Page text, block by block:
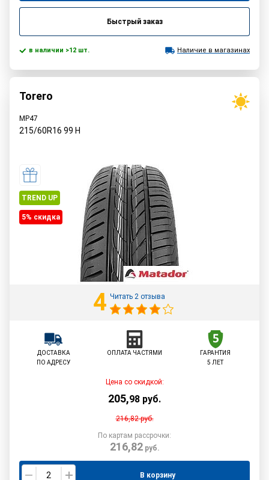
Быстрый заказ
в наличии >12 шт. Наличие в магазинах
Torero
MP47
215/60R16 99 H
TREND UP
5% cкидка
4 Читать 2 отзыва
ДОСТАВКА
ПО АДРЕСУ
ОПЛАТА ЧАСТЯМИ
ГАРАНТИЯ
5 ЛЕТ
Цена со скидкой:
205,98 руб.
216,82руб.
По картам рассрочки:
216,82руб.
В корзину